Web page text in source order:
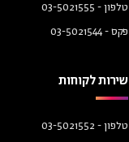
טלפון - 03-5021555
פקס -03-5021544
שירות לקוחות
טלפון - 03-5021552